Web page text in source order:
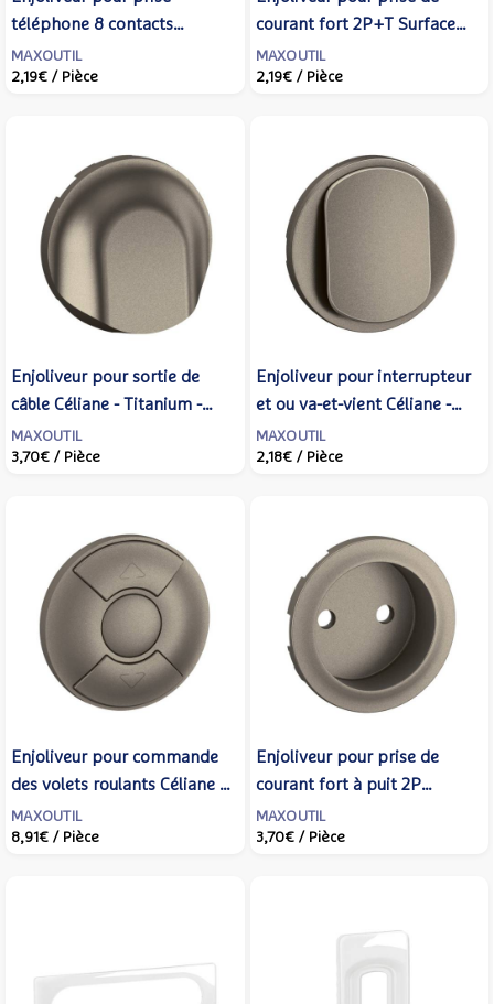
téléphone 8 contacts
Céliane - Titanium -
LEGRAND - CT0338
MAXOUTIL
2,19€ / Pièce
courant fort 2P+T Surface
Céliane - Titanium -
LEGRAND - CT0111
MAXOUTIL
2,19€ / Pièce
Enjoliveur pour sortie de
câble Céliane - Titanium -
LEGRAND - CT0181
MAXOUTIL
3,70€ / Pièce
Enjoliveur pour interrupteur
et ou va-et-vient Céliane -
Titanium - LEGRAND -
CT0001
MAXOUTIL
2,18€ / Pièce
Enjoliveur pour commande
des volets roulants Céliane -
Titanium - LEGRAND -
CT0043
MAXOUTIL
8,91€ / Pièce
Enjoliveur pour prise de
courant fort à puit 2P
Céliane - Titanium -
LEGRAND - CT0110
MAXOUTIL
3,70€ / Pièce